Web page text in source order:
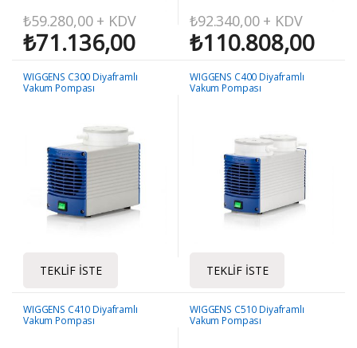
₺59.280,00+ KDV
₺71.136,00
₺92.340,00+ KDV
₺110.808,00
WIGGENS C300 Diyaframlı
Vakum Pompası
TEKLIF İSTE
WIGGENS C400 Diyaframlı
Vakum Pompası
TEKLIF İSTE
WIGGENS C410 Diyaframlı
Vakum Pompası
WIGGENS C510 Diyaframlı
Vakum Pompası